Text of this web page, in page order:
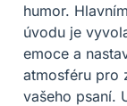
humor.
úvodu je
emoce a
atmosféru pro
vašeho psaní.